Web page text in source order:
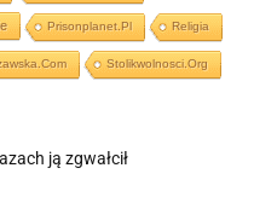
Prisonplanet.pl Religia
Stolikwolnosci.org
ją zgwałcił